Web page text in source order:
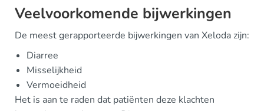
Veelvoorkomende bijwerkingen
De meest gerapporteerde bijwerkingen van Xeloda zijn:
Diarree
Misselijkheid
Vermoeidheid
Het is aan te raden dat patiënten deze klachten